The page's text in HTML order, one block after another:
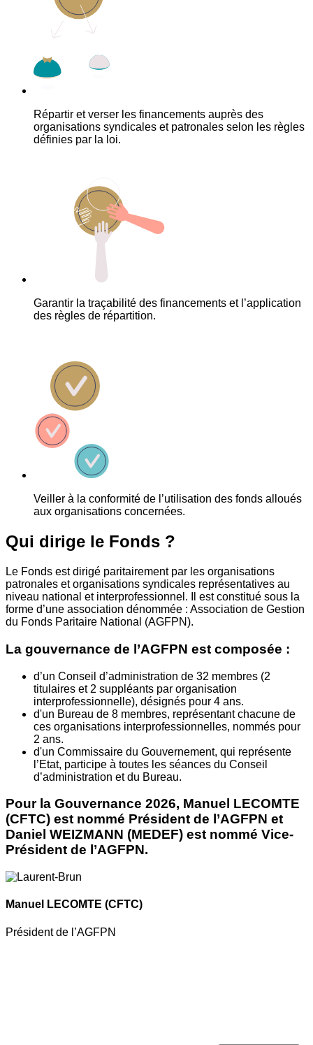
Répartir et verser les financements auprès des
organisations syndicales et patronales selon les règles
définies par la loi.
Garantir la traçabilité des financements et l’application
des règles de répartition.
Veiller à la conformité de l’utilisation des fonds alloués
aux organisations concernées.
Qui dirige le Fonds ?
Le Fonds est dirigé paritairement par les organisations
patronales et organisations syndicales représentatives au
niveau national et interprofessionnel. Il est constitué sous la
forme d’une association dénommée : Association de Gestion
du Fonds Paritaire National (AGFPN).
La gouvernance de l’AGFPN est composée :
d’un Conseil d’administration de 32 membres (2
titulaires et 2 suppléants par organisation
interprofessionnelle), désignés pour 4 ans.
d'un Bureau de 8 membres, représentant chacune de
ces organisations interprofessionnelles, nommés pour
2 ans.
d'un Commissaire du Gouvernement, qui représente
l’Etat, participe à toutes les séances du Conseil
d’administration et du Bureau.
Pour la Gouvernance 2026, Manuel LECOMTE
(CFTC) est nommé Président de l’AGFPN et
Daniel WEIZMANN (MEDEF) est nommé Vice-
Président de l’AGFPN.
Manuel LECOMTE (CFTC)
Président de l’AGFPN